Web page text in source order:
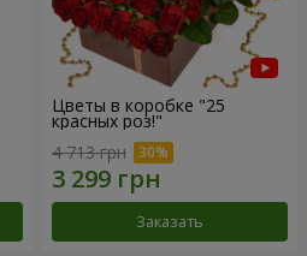
Цветы в коробке "25
красных роз!"
4 713 грн
Заказать